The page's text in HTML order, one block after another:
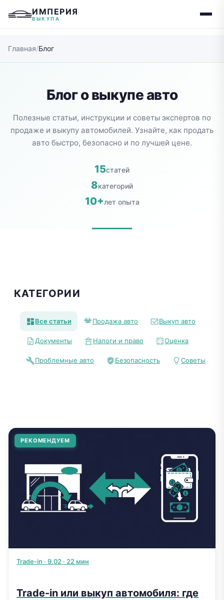
ИМПЕРИЯ
ВЫКУПА
Главная/Блог
Блог о выкупе авто
Полезные статьи, инструкции и советы экспертов по
продаже и выкупу автомобилей. Узнайте, как продать
авто быстро, безопасно и по лучшей цене.
15статей
8категорий
10+лет опыта
КАТЕГОРИИ
Все статьи Продажа авто Выкуп авто
Документы Налоги и право Оценка
Проблемные авто Безопасность Советы
РЕКОМЕНДУЕМ
Trade-in · 9.02 · 22 мин
Trade-in или выкуп автомобиля: где